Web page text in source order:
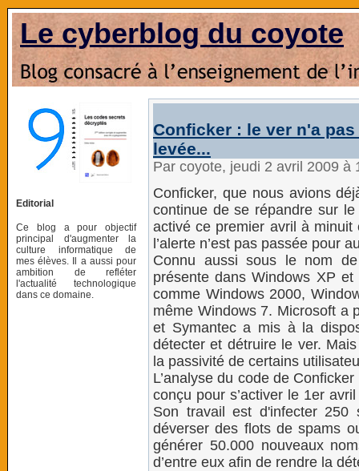
Le cyberblog du coyote
Editorial
Ce blog a pour objectif
principal d'augmenter la
culture informatique de
mes élèves. Il a aussi pour
ambition de refléter
l'actualité technologique
dans ce domaine.
Conficker : le ver n'a
levée...
Par coyote, jeudi 2 avril 2009 à
Conficker, que nous avions
continue de se répandre sur
activé ce premier avril à
l’alerte n’est pas passée pour
Connu aussi sous le nom
présente dans Windows XP
comme Windows 2000,
même Windows 7. Microsoft a
et Symantec a mis à la
détecter et détruire le ver.
la passivité de certains
L’analyse du code de
conçu pour s’activer le 1er
Son travail est d'infecter
déverser des flots de spams
générer 50.000 nouveaux
d’entre eux afin de rendre la